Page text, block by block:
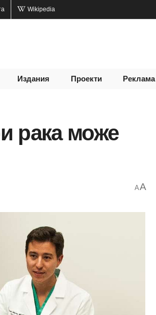
Wikipedia
Издания Проекти Реклама
рака може
AA